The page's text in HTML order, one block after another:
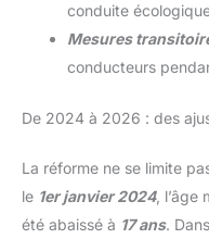
conduite
Mesures
conducteurs
De 2024 à 2026 : des
La réforme ne se limite
le 1er janvier 2024, l’âge
été abaissé à 17 ans.